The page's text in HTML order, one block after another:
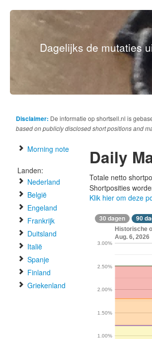
Dagelijks de mutaties
Disclaimer: De informatie op shortsell.nl is
based on publicly disclosed short positions and
Morning note
Landen:
Nederland
België
Engeland
Frankrijk
Duitsland
Italië
Spanje
Finland
Griekenland
Daily
Totale netto
Shortposities
Klik hier om deze
30 dagen 90
Historische
Aug. 6, 2026
1.00%
1.50%
2.00%
2.50%
3.00%